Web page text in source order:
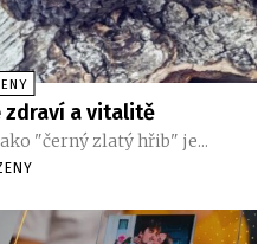
zdraví a vitalitě
"černý zlatý hřib" je...